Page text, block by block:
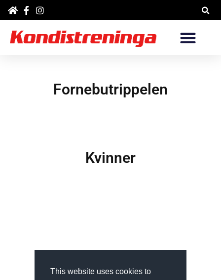
Hopp
rett
innholdet
Fornebutrippelen
Kvinner